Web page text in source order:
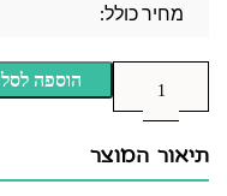
מחיר כולל:
הוספה לסל
תיאור המוצר